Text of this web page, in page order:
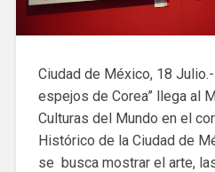
Ciudad de México, 18
espejos de Corea” llega al
Culturas del Mundo en el
Histórico de la Ciudad de
se busca mostrar el arte,